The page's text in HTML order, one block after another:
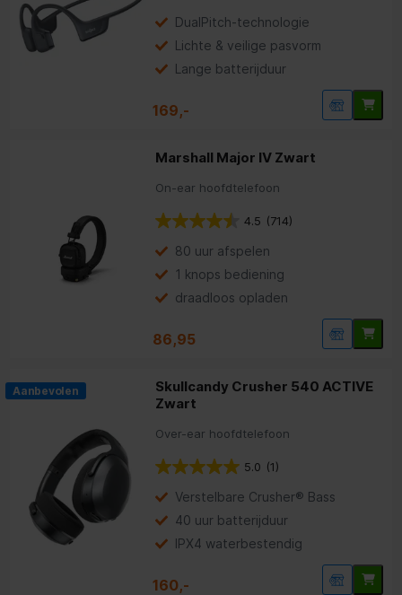
DualPitch-technologie
Lichte & veilige pasvorm
Lange batterijduur
169,-
Marshall Major IV Zwart
On-ear hoofdtelefoon
4.5 (714)
80 uur afspelen
1 knops bediening
draadloos opladen
86,95
Aanbevolen
Skullcandy Crusher 540 ACTIVE
Zwart
Over-ear hoofdtelefoon
5.0 (1)
Verstelbare Crusher® Bass
40 uur batterijduur
IPX4 waterbestendig
160,-